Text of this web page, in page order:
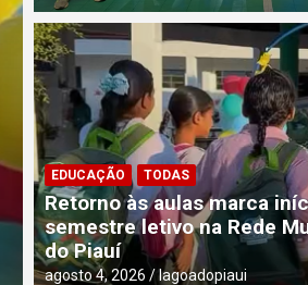
EDUCAÇÃO TODAS
Encontro
semestre letivo
agosto 4, 2026 lagoadopiaui
EDUCAÇÃO TODAS
Retorno às aulas marca
semestre letivo na Rede
do Piauí
agosto 4, 2026 lagoadopiaui